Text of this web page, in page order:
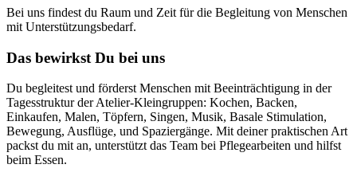
Bei uns findest du Raum und Zeit für die Begleitung von Menschen
mit Unterstützungsbedarf.
Das bewirkst Du bei uns
Du begleitest und förderst Menschen mit Beeinträchtigung in der
Tagesstruktur der Atelier-Kleingruppen: Kochen, Backen,
Einkaufen, Malen, Töpfern, Singen, Musik, Basale Stimulation,
Bewegung, Ausflüge, und Spaziergänge. Mit deiner praktischen Art
packst du mit an, unterstützt das Team bei Pflegearbeiten und hilfst
beim Essen.